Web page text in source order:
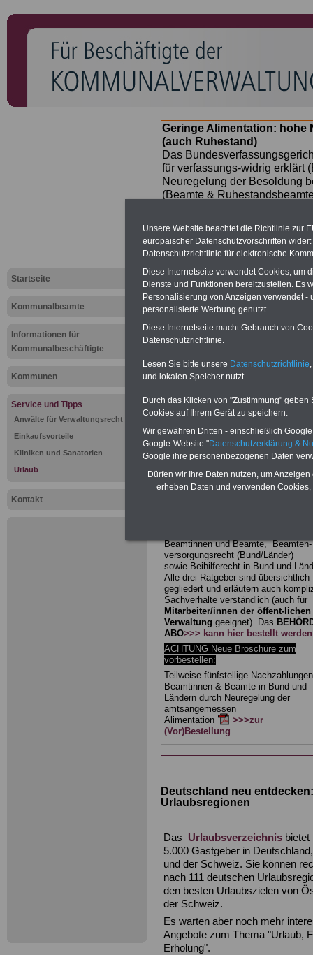
Startseite
Kommunalbeamte
Informationen für
Kommunalbeschäftigte
Kommunen
Service und Tipps
Anwälte für Verwaltungsrecht
Einkaufsvorteile
Kliniken und Sanatorien
Urlaub
Kontakt
Geringe Alimentation: hohe
(auch Ruhestand)
Das
für verfassungs-widrig erklärt
Neuregelung der Besoldung
(Beamte &
SERVICE gibt hierzu im II.
(unmittelbar nach Beschluss
Ferien- und
PDF-SERVICE:
oder Beamte zum Komplettpreis von
15 Euro im Jahr - auch für
Beschäftigte der kommunalen
alle Bücher und eBooks
herunterladen, lesen und
ausdrucken: Wissenswertes zum
Beamtenrecht, Beihilfe,
Beamtenversorgung,Tarifrecht,
Nebentätig-keitsrecht, Berufseinstieg
und Frauen im öffentlichen Dienst
>>>mehr Informationen
Beamtinnen und Beamte, Beamten-
versorgungsrecht (Bund/Länder)
sowie Beihilferecht in Bund und
Alle drei Ratgeber sind übersichtlich
gegliedert und erläutern auch
Sachverhalte verständlich (auch für
Mitarbeiter/innen der öffent-lichen
Verwaltung geeignet). Das
ABO>>> kann hier bestellt werden
ACHTUNG Neue Broschüre zum
vorbestellen:
Teilweise fünfstellige
Beamtinnen & Beamte in Bund und
Ländern durch Neuregelung der
amtsangemessen
Alimentation
>>>zur
(Vor)Bestellung
Deutschland neu
Urlaubsregionen
Das Urlaubsverzeichnis bietet
5.000 Gastgeber in
und der Schweiz. Sie können
nach 111 deutschen
den besten Urlaubszielen von
der Schweiz.
Es warten aber noch mehr
Angebote zum Thema "Urlaub,
Erholung".
Unsere Website beachtet die Richtlinie zur
europäischer Datenschutzvorschriften
Datenschutzrichtlinie für elektronische
Diese Internetseite verwendet Cookies, um
Dienste und Funktionen bereitzustellen. Es
Personalisierung von Anzeigen verwendet
personalisierte Werbung genutzt.
Diese Internetseite macht Gebrauch von
Datenschutzrichtlinie.
Lesen Sie bitte unsere Datenschutzrichtlinie
und lokalen Speicher nutzt.
Durch das Klicken von "Zustimmung"
Cookies auf Ihrem Gerät zu speichern.
Wir gewähren Dritten - einschließlich
Google-Website "Datenschutzerklärung &
Google ihre personenbezogenen Daten
Dürfen wir Ihre Daten nutzen, um
erheben Daten und verwenden